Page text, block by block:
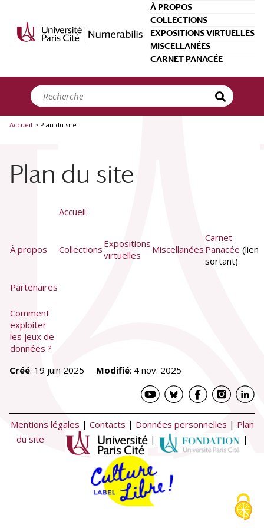
À PROPOS
COLLECTIONS
EXPOSITIONS VIRTUELLES
MISCELLANÉES
CARNET PANACÉE
Accueil > Plan du site
Plan du site
Accueil
À propos Collections Expositions
virtuelles
Miscellanées
Carnet
Panacée (lien
sortant)
Partenaires
Comment
exploiter
les jeux de
données ?
Créé: 19 juin 2025 Modifié: 4 nov. 2025
Mentions légales | Contacts | Données personnelles | Plan
du site
| |